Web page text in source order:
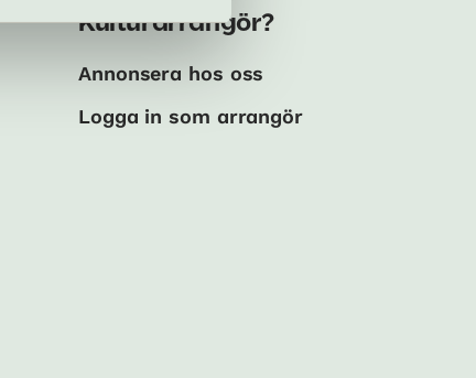
Kulturarrangör?
Annonsera hos oss
Logga in som arrangör